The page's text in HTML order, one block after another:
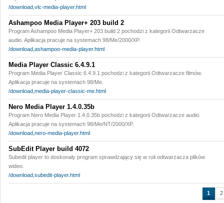
/download,vlc-media-player.html
Ashampoo Media Player+ 203 build 2
Program Ashampoo Media Player+ 203 build 2 pochodzi z kategorii Odtwarzacze
audio. Aplikacja pracuje na systemach 98/Me/2000/XP.
/download,ashampoo-media-player.html
Media Player Classic 6.4.9.1
Program Media Player Classic 6.4.9.1 pochodzi z kategorii Odtwarzacze filmów.
Aplikacja pracuje na systemach 98/Me.
/download,media-player-classic-me.html
Nero Media Player 1.4.0.35b
Program Nero Media Player 1.4.0.35b pochodzi z kategorii Odtwarzacze audio.
Aplikacja pracuje na systemach 98/Me/NT/2000/XP.
/download,nero-media-player.html
SubEdit Player build 4072
Subedit player to doskonały program sprawdzający się w roli odtwarzacza plików
wideo.
/download,subedit-player.html
1 2